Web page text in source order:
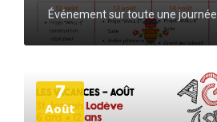
Événement sur toute une journée
7
Août
d'informations